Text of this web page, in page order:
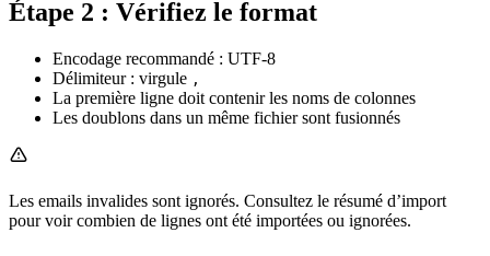
Étape 2 : Vérifiez le format
Encodage recommandé : UTF-8
Délimiteur : virgule ,
La première ligne doit contenir les noms de colonnes
Les doublons dans un même fichier sont fusionnés
Les emails invalides sont ignorés. Consultez le résumé d’import
pour voir combien de lignes ont été importées ou ignorées.